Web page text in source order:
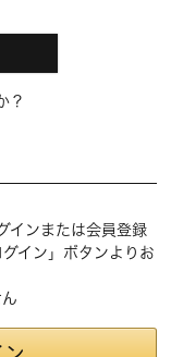
？
インまたは会員登録
イン」ボタンよりお